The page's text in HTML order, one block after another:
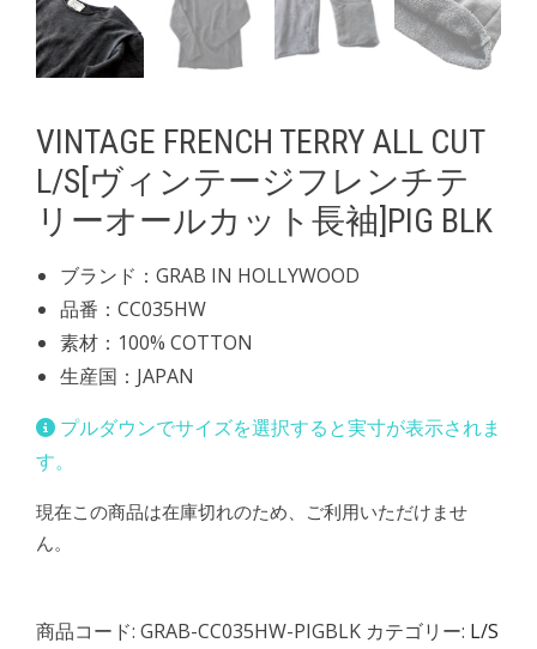
VINTAGE FRENCH TERRY ALL CUT
L/S[ヴィンテージフレンチテ
リーオールカット長袖]PIG BLK
ブランド：GRAB IN HOLLYWOOD
品番：CC035HW
素材：100% COTTON
生産国：JAPAN
プルダウンでサイズを選択すると実寸が表示されま
す。
現在この商品は在庫切れのため、ご利用いただけませ
ん。
商品コード: GRAB-CC035HW-PIGBLK カテゴリー: L/S